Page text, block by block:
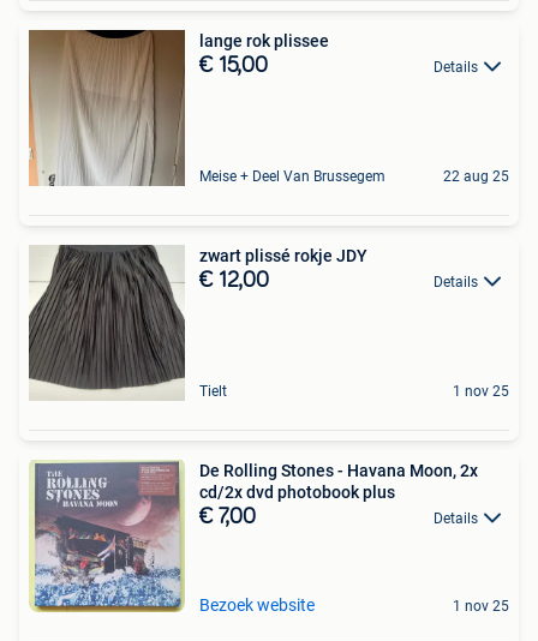
lange rok plissee
€ 15,00 Details
Meise + Deel Van Brussegem 22 aug 25
zwart plissé rokje JDY
€ 12,00 Details
Tielt 1 nov 25
De Rolling Stones - Havana Moon, 2x
cd/2x dvd photobook plus
€ 7,00 Details
Bezoek website 1 nov 25